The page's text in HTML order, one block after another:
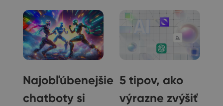
Najobľúbenejšie
chatboty si
5 tipov, ako
výrazne zvýšiť